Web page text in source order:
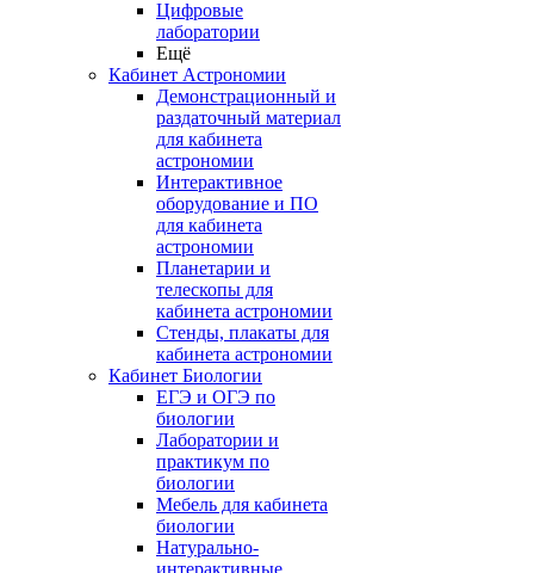
Цифровые
лаборатории
Ещё
Кабинет Астрономии
Демонстрационный и
раздаточный материал
для кабинета
астрономии
Интерактивное
оборудование и ПО
для кабинета
астрономии
Планетарии и
телескопы для
кабинета астрономии
Стенды, плакаты для
кабинета астрономии
Кабинет Биологии
ЕГЭ и ОГЭ по
биологии
Лаборатории и
практикум по
биологии
Мебель для кабинета
биологии
Натурально-
интерактивные